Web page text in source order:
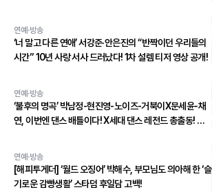
연예·방송
‘너 말고 다른 연애’ 서강준·안은진의 “반짝이던 우리들의
시간” 10년 사랑 서사 드러났다! 1차 설렘 티저 영상 공개!
연예·방송
‘불후의 명곡’ 박남정-현진영-노이즈-거북이X문세윤-채
연, 이번엔 댄스 배틀이다! X세대 댄스 레전드 총출동! 댄
연예·방송
[해피투게더] ‘월드 오징어’ 박해수, 부모님도 의아해 한 ‘슬
기로운 감빵생활’ 스타덤 후일담 고백!